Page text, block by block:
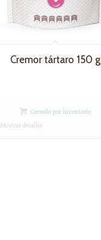
Cremor tártaro 150 g
Cerrado por inventario
Mostrar detalles